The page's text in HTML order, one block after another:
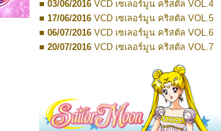
■ 07/2022Pretty Guardian Sailor Moon Eternal
Edition 6
■ 11/2022Pretty Guardian Sailor Moon Eternal
Edition 7
■ 01/2023Pretty Guardian Sailor Moon Eternal
Pretty Guardian Sailor Moon Eternal
Pretty Guardian Sailor Moon Eternal
Edition 10
■ TBA 2026Code Name: Sailor V 1
■ TBA 2026Code Name: Sailor V 2
■ 03/06/2016 VCD เซเลอร์มูน คริสตัล VOL.4
■ 17/06/2016 VCD เซเลอร์มูน คริสตัล VOL.5
■ 06/07/2016 VCD เซเลอร์มูน คริสตัล VOL.6
■ 20/07/2016 VCD เซเลอร์มูน คริสตัล VOL.7
VCD เซเลอร์มูน คริสตัล VOL.9
VCD เซเลอร์มูน คริสตัล VOL.10
■ 10/08/2016 VCD เซเลอร์มูน คริสตัล VOL.11
■ 10/08/2016VCD เซเลอร์มูน คริสตัล VOL.12